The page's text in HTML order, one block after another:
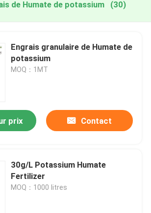
de Humate de potassium (30)
Engrais granulaire de Humate de
potassium
MOQ：1MT
prix Contact
30g/L Potassium Humate
Fertilizer
MOQ：1000 litres